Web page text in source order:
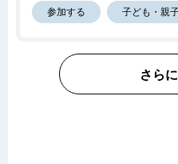
参加する 子ども・親
さら